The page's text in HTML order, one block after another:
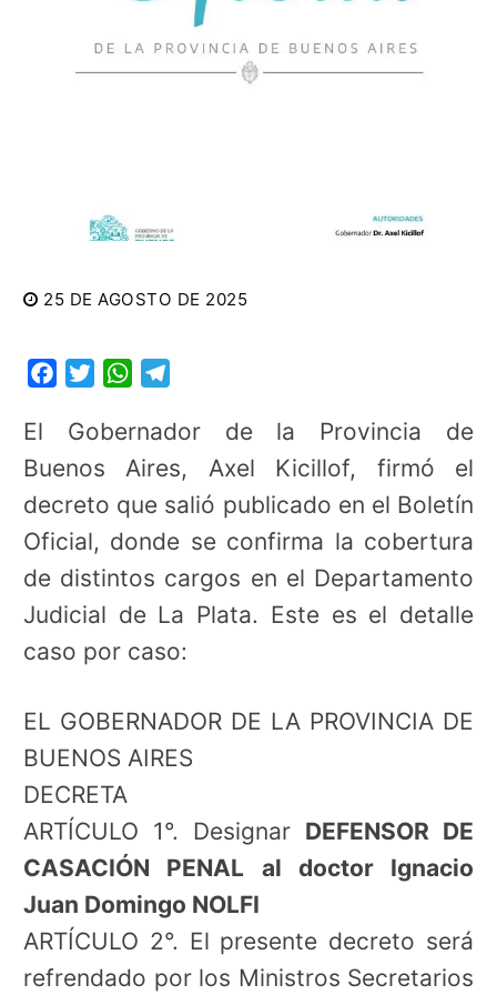
25 DE AGOSTO DE 2025
FacebookTwitterWhatsApp
El Gobernador de la Provincia de
Buenos Aires, Axel Kicillof, firmó el
decreto que salió publicado en el Boletín
Oficial, donde se confirma la cobertura
de distintos cargos en el Departamento
Judicial de La Plata. Este es el detalle
caso por caso:
EL GOBERNADOR DE LA PROVINCIA DE
BUENOS AIRES
DECRETA
ARTÍCULO 1°. Designar DEFENSOR DE
CASACIÓN PENAL al doctor Ignacio
Juan Domingo NOLFI
ARTÍCULO 2°. El presente decreto será
refrendado por los Ministros Secretarios